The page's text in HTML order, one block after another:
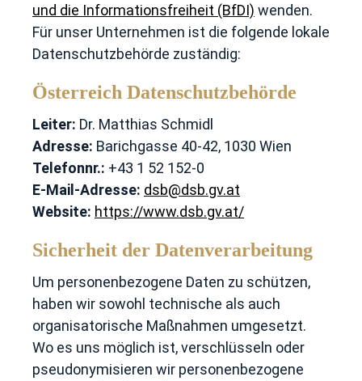
und die Informationsfreiheit (BfDI) wenden.
Für unser Unternehmen ist die folgende lokale
Datenschutzbehörde zuständig:
Österreich Datenschutzbehörde
Leiter: Dr. Matthias Schmidl
Adresse: Barichgasse 40-42, 1030 Wien
Telefonnr.: +43 1 52 152-0
E-Mail-Adresse: dsb@dsb.gv.at
Website: https://www.dsb.gv.at/
Sicherheit der Datenverarbeitung
Um personenbezogene Daten zu schützen,
haben wir sowohl technische als auch
organisatorische Maßnahmen umgesetzt.
Wo es uns möglich ist, verschlüsseln oder
pseudonymisieren wir personenbezogene